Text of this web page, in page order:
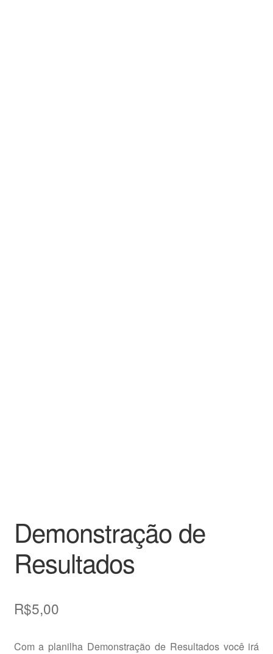
Demonstração de
Resultados
R$5,00
Com a planilha Demonstração de Resultados você irá